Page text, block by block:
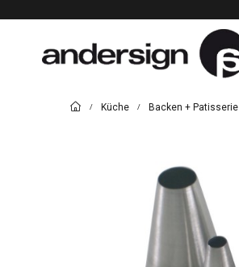
/ Küche / Backen + Patisserie